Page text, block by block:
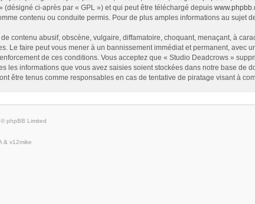
(désigné ci-après par « GPL ») et qui peut être téléchargé depuis
contenu ou conduite permis. Pour de plus amples informations au sujet
contenu abusif, obscène, vulgaire, diffamatoire, choquant, menaçant, à
Le faire peut vous mener à un bannissement immédiat et permanent, avec
de ces conditions. Vous acceptez que « Studio Deadcrows »
les informations que vous avez saisies soient stockées dans notre base
être tenus comme responsables en cas de tentative de piratage visant à
phpBB Limited
& v12mike